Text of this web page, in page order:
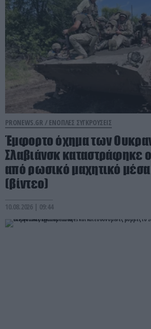
PRONEWS.GR / ΕΝΟΠΛΕΣ ΣΥΓΚΡΟΥΣΕΙΣ
Έμφορτο όχημα των
Σλαβιάνσκ καταστράφηκε
από ρωσικό μαχητικό
(βίντεο)
10.08.2026 | 09:44